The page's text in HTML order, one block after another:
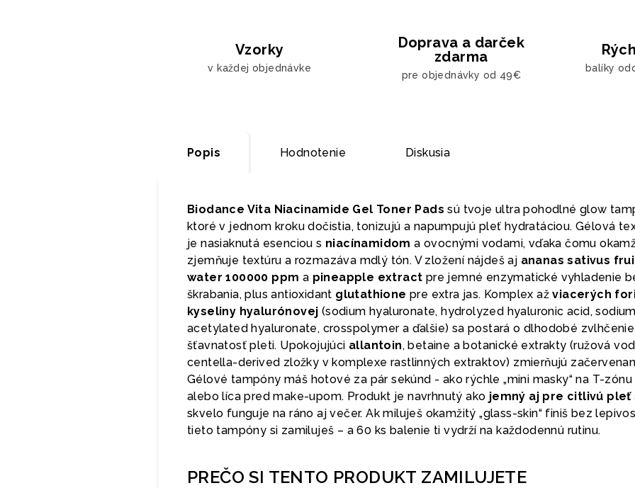
Vzorky
v každej objednávke
Doprava a darček
zdarma
pre objednávky od 49€
balíky
Popis Hodnotenie Diskusia
Biodance Vita Niacinamide Gel Toner Pads sú tvoje ultra pohodlné glow
ktoré v jednom kroku dočistia, tonizujú a napumpujú pleť hydratáciou. Gélová
je nasiaknutá esenciou s niacínamidom a ovocnými vodami, vďaka čomu
zjemňuje textúru a rozmazáva mdlý tón. V zložení nájdeš aj ananas sativus
water 100000 ppm a pineapple extract pre jemné enzymatické vyhladenie
škrabania, plus antioxidant glutathione pre extra jas. Komplex ažviacerých
kyseliny hyalurónovej (sodium hyaluronate, hydrolyzed hyaluronic acid,
acetylated hyaluronate, crosspolymer a ďalšie) sa postará o dlhodobé
šťavnatosť pleti. Upokojujúci allantoin, betaine a botanické extrakty (ružová
centella-derived zložky v komplexe rastlinných extraktov) zmierňujú
Gélové tampóny máš hotové za pár sekúnd - ako rýchle „mini masky“ na T-zónu
alebo líca pred make-upom. Produkt je navrhnutý ako jemný aj pre citlivú pleť
skvelo funguje na ráno aj večer. Ak miluješ okamžitý „glass-skin“ finiš bez
tieto tampóny si zamiluješ – a 60 ks balenie ti vydrží na každodennú rutinu.
PREČO SI TENTO PRODUKT ZAMILUJETE